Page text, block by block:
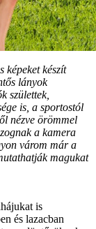
képeket készít
lányok
születtek,
is, a sportostól
nézve örömmel
a kamera
várom már a
magukat
is
és lazacban